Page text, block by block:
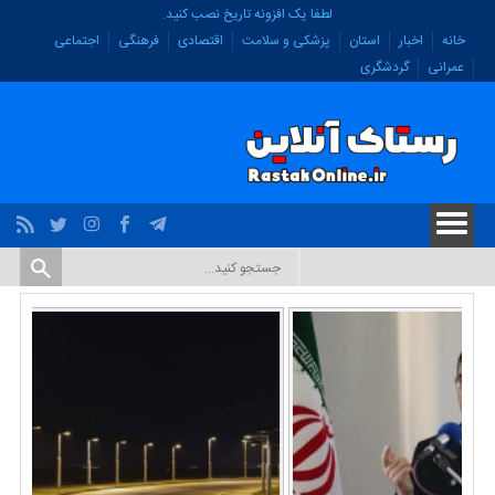
لطفا یک افزونه تاریخ نصب کنید.
خانه
اخبار استان پزشکی و سلامت اقتصادی فرهنگی
اجتماعی
عمرانی
گردشگری